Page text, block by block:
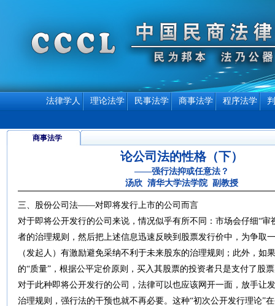
法律学人 理论法学 民事法学 商事法学 程序法学
商事法学
论公司法的性格（下）
——强行法抑或任意法？
汤欣 清华大学法学院 副教授
三、股份公司法——对即将发行上市的公司而言
对于即将公开发行的公司来说，情况似乎有所不同：市场会仔细“
者的治理规则，然后把上述信息迅速反映到股票发行价中，为争取
（发起人）有激励避免采纳不利于未来股东的治理规则；此外，如
的“质量”，根据公平定价原则，买入其股票的投资者只是支付了股
对于此种即将公开发行的公司，法律可以也应该网开一面，放手让
治理规则，强行法的干预也就不再必要。这种“初次公开发行理论”